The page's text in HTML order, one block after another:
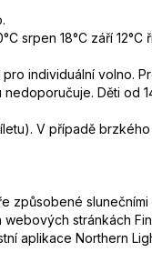
srpen 18°C září 12°C
individuální volno.
Děti od
V případě
způsobené
stránkách
aplikace Northern